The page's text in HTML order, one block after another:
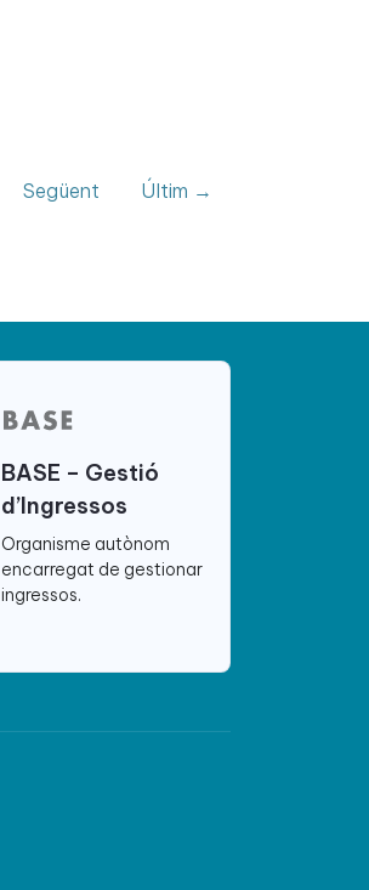
Següent Últim →
BASE – Gestió
d’Ingressos
Organisme autònom
encarregat de gestionar
ingressos.